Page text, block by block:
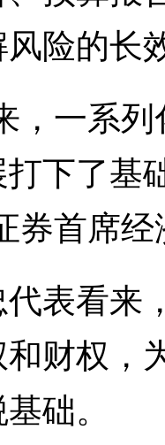
险的长
一系列
下了基
券首席
看来
财权，
础。